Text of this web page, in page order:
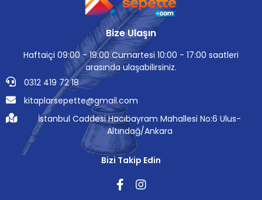
Bize Ulaşın
Haftaiçi 09:00 - 19:00 Cumartesi 10:00 - 17:00 saatleri
arasında ulaşabilirsiniz.
0312 419 72 18
kitaplarsepette@gmail.com
İstanbul Caddesi Hacıbayram Mahallesi No:6 Ulus-
Altındağ/Ankara
Bizi Takip Edin